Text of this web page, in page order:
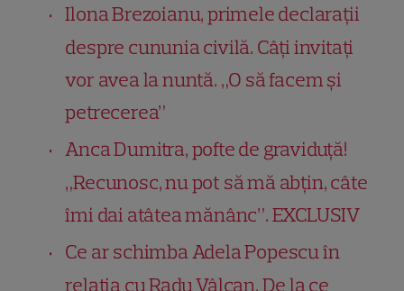
Ilona Brezoianu, primele declarații
despre cununia civilă. Câți invitați
vor avea la nuntă. „O să facem și
petrecerea”
Anca Dumitra, pofte de graviduță!
„Recunosc, nu pot să mă abțin, câte
îmi dai atâtea mănânc”. EXCLUSIV
Ce ar schimba Adela Popescu în
relația cu Radu Vâlcan. De la ce